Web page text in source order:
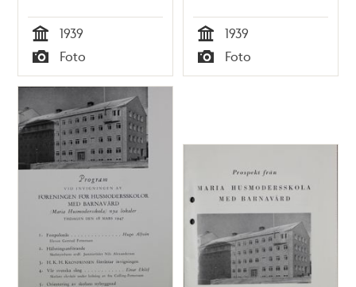
Tid
1939
Typ
Foto Tid
1939
Typ
Foto